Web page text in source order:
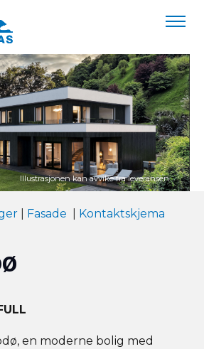
Fasade Kontaktskjema
en moderne bolig med